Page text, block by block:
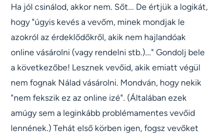
Ha jól csinálod, akkor nem. Sőt... De értjük a logikát,
hogy "úgyis kevés a vevőm, minek mondjak le
azokról az érdeklődőkről, akik nem hajlandóak
online vásárolni (vagy rendelni stb.)..." Gondolj bele
a következőbe! Lesznek vevőid, akik emiatt végül
nem fognak Nálad vásárolni. Mondván, hogy nekik
"nem fekszik ez az online izé". (Általában ezek
amúgy sem a leginkább problémamentes vevőid
lennének.) Tehát első körben igen, fogsz vevőket